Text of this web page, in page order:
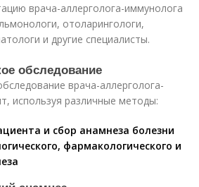
врача-аллерголога-иммунолога
отоларингологи,
и другие специалисты.
обследование
врача-аллерголога-
используя различные методы:
и сбор анамнеза болезни
фармакологического и